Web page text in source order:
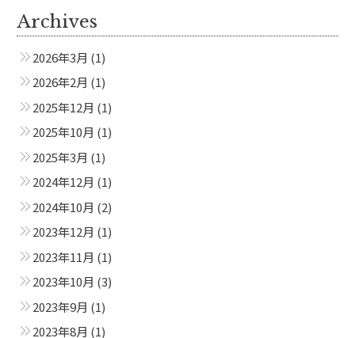
Archives
2026年3月 (1)
2026年2月 (1)
2025年12月 (1)
2025年10月 (1)
2025年3月 (1)
2024年12月 (1)
2024年10月 (2)
2023年12月 (1)
2023年11月 (1)
2023年10月 (3)
2023年9月 (1)
2023年8月 (1)